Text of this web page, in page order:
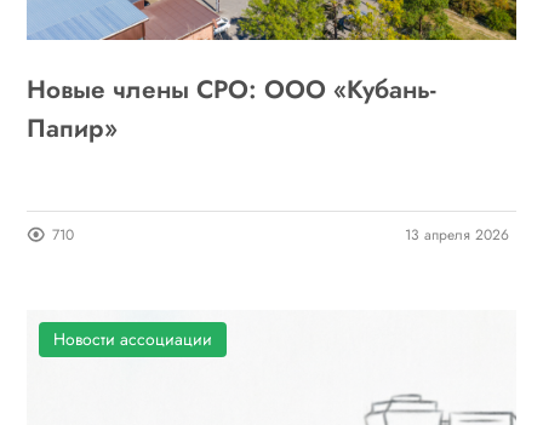
Новые члены СРО: ООО «Кубань-
Папир»
710 13 апреля 2026
Новости ассоциации